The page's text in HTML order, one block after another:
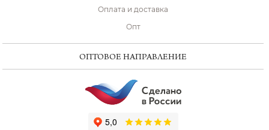
Оплата и доставка
Опт
ОПТОВОЕ НАПРАВЛЕНИЕ